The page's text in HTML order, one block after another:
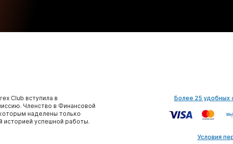
Club вступила в
Членство в Финансовой
наделены только
историей успешной работы.
Более 25 удобных
Условия